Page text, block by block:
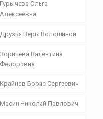
Гурычева Ольга
Алексеевна
Друзья Веры Волошиной
Зоричева Валентина
Фёдоровна
Крайнов Борис Сергеевич
Масин Николай Павлович